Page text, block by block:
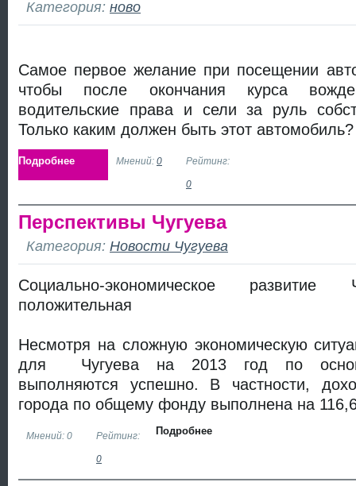
Категория: ново
Самое первое желание при посещении
чтобы после окончания курса
водительские права и сели за руль
Только каким должен быть этот автомобиль?
Подробнее Мнений: 0 Рейтинг:
0
Перспективы Чугуева
Категория: Новости Чугуева
Социально-экономическое развитие
положительная
Несмотря на сложную экономическую
для Чугуева на 2013 год по
выполняются успешно. В частности,
города по общему фонду выполнена на
Подробнее
Мнений: 0 Рейтинг:
0